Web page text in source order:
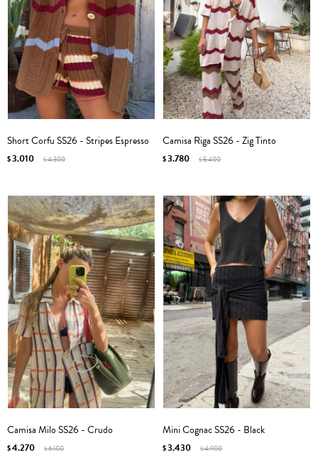
Short Corfu SS26 - Stripes Espresso
$3.010 $4.300
Camisa Riga SS26 - Zig Tinto
$3.780 $5.400
Camisa Milo SS26 - Crudo
$4.270 $6.100
Mini Cognac SS26 - Black
$3.430 $4.900